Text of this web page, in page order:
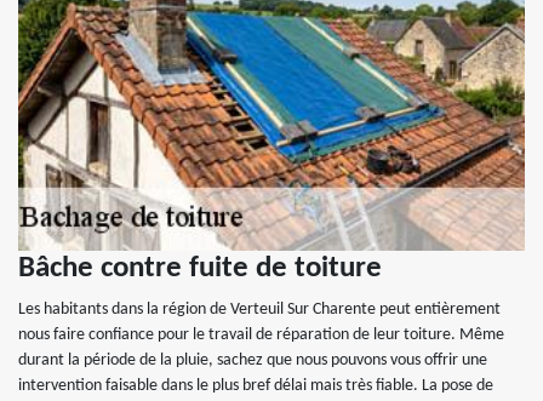
Bâche contre fuite de toiture
Les habitants dans la région de Verteuil Sur Charente peut entièrement
nous faire confiance pour le travail de réparation de leur toiture. Même
durant la période de la pluie, sachez que nous pouvons vous offrir une
intervention faisable dans le plus bref délai mais très fiable. La pose de